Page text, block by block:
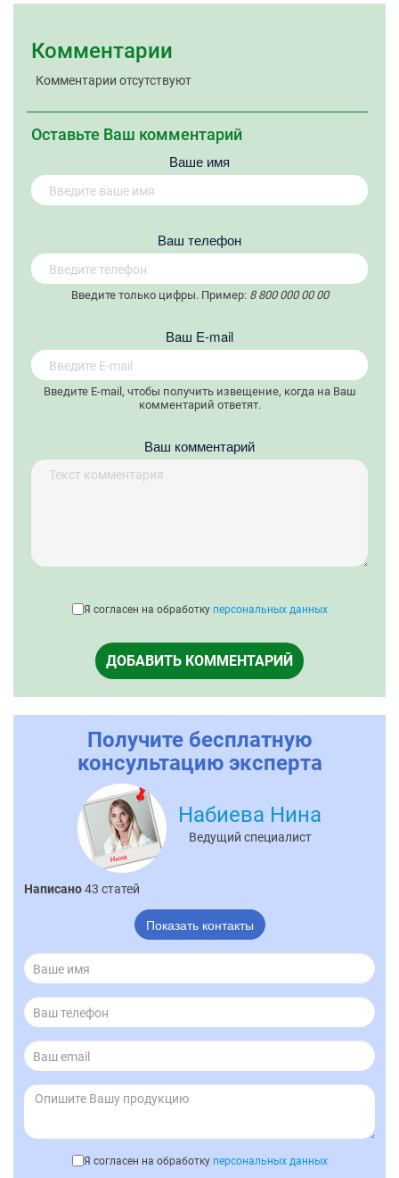
Комментарии
Комментарии отсутствуют
Оставьте Ваш комментарий
Ваше имя
Вaш телефон
Введите только цифры. Пример: 8 800 000 00 00
Вaш E-mail
Введите E-mail, чтобы получить извещение, когда на Ваш
комментарий ответят.
Ваш комментарий
Я согласен на обработку персональных данных
ДОБАВИТЬ КОММЕНТАРИЙ
Получите бесплатную
консультацию эксперта
Набиева Нина
Ведущий специалист
Написано43 статей
Показать контакты
Я согласен на обработку персональных данных